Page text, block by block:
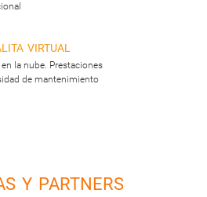
virtual
la nube. Prestaciones
de mantenimiento
y partners